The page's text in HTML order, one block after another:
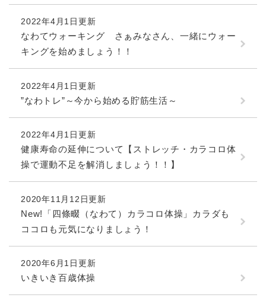
2022年4月1日更新
なわてウォーキング さぁみなさん、一緒にウォー
キングを始めましょう！！
2022年4月1日更新
”なわトレ”～今から始める貯筋生活～
2022年4月1日更新
健康寿命の延伸について【ストレッチ・カラコロ体
操で運動不足を解消しましょう！！】
2020年11月12日更新
New!「四條畷（なわて）カラコロ体操」カラダも
ココロも元気になりましょう！
2020年6月1日更新
いきいき百歳体操